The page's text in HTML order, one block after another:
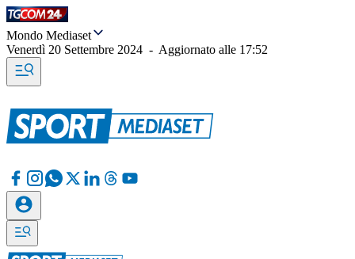
Mondo Mediaset
Venerdì 20 Settembre 2024 - Aggiornato alle 17:52